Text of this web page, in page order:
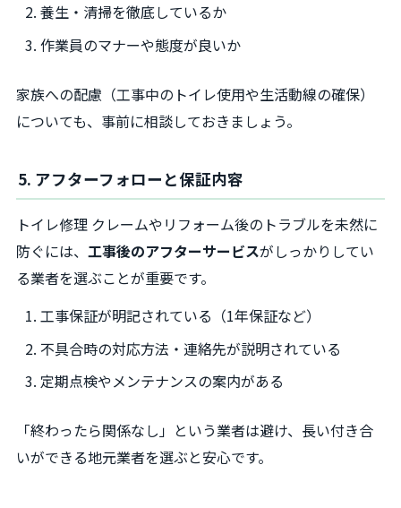
養生・清掃を徹底しているか
作業員のマナーや態度が良いか
家族への配慮（工事中のトイレ使用や生活動線の確保）
についても、事前に相談しておきましょう。
5. アフターフォローと保証内容
トイレ修理 クレームやリフォーム後のトラブルを未然に
防ぐには、 工事後のアフターサービスがしっかりしてい
る業者を選ぶことが重要です。
工事保証が明記されている（1年保証など）
不具合時の対応方法・連絡先が説明されている
定期点検やメンテナンスの案内がある
「終わったら関係なし」という業者は避け、長い付き合
いができる地元業者を選ぶと安心です。